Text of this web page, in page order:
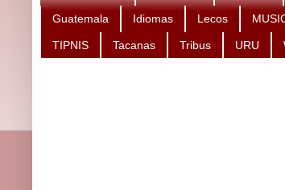
Guatemala Idiomas Lecos
TIPNIS Tacanas Tribus URU